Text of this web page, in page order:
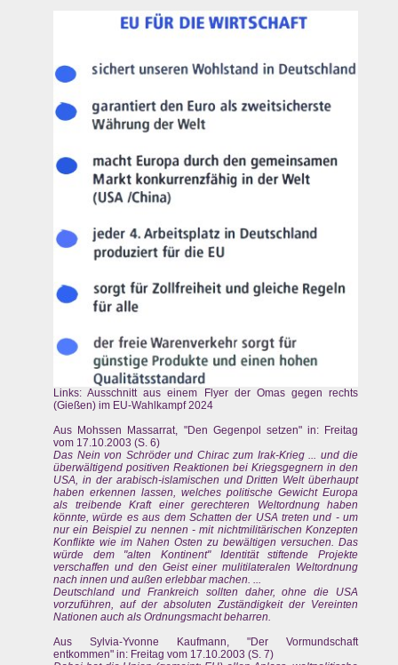
Links: Ausschnitt aus einem Flyer der Omas gegen rechts
(Gießen) im EU-Wahlkampf 2024
Aus Mohssen Massarrat, "Den Gegenpol setzen" in: Freitag
vom 17.10.2003 (S. 6)
Das Nein von Schröder und Chirac zum Irak-Krieg ... und die
überwältigend positiven Reaktionen bei Kriegsgegnern in den
USA, in der arabisch-islamischen und Dritten Welt überhaupt
haben erkennen lassen, welches politische Gewicht Europa
als treibende Kraft einer gerechteren Weltordnung haben
könnte, würde es aus dem Schatten der USA treten und - um
nur ein Beispiel zu nennen - mit nichtmilitärischen Konzepten
Konflikte wie im Nahen Osten zu bewältigen versuchen. Das
würde dem "alten Kontinent" Identität stiftende Projekte
verschaffen und den Geist einer mulitilateralen Weltordnung
nach innen und außen erlebbar machen. ...
Deutschland und Frankreich sollten daher, ohne die USA
vorzuführen, auf der absoluten Zuständigkeit der Vereinten
Nationen auch als Ordnungsmacht beharren.
Aus Sylvia-Yvonne Kaufmann, "Der Vormundschaft
entkommen" in: Freitag vom 17.10.2003 (S. 7)